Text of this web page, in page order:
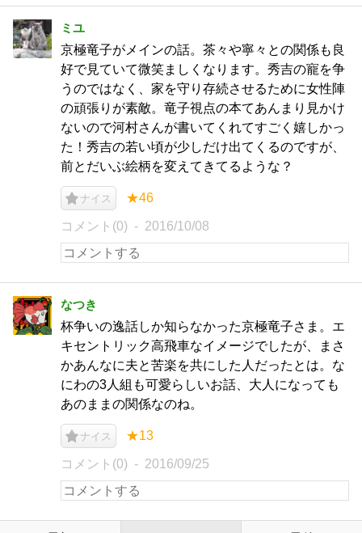
ミユ
京極竜子がメインの話。茶々や寧々との関係も良
好で見ていて微笑ましくなります。秀吉の寵を争
うのではなく、家を守り存続させるために女性陣
の頑張りが素敵。竜子視点の本てあんまり見かけ
ないので河村さんが書いてくれてすごく嬉しかっ
た！秀吉の若い頃が少しだけ出てくるのですが、
前とだいぶ絵柄を変えてきてるような？
ナイス ★46
コメント(0) 2016/10/08
なつき
杯争いの逸話しか知らなかった京極竜子さま。エ
キセントリック高飛車なイメージでしたが、まさ
かあんなに夫と苦楽を共にした人だったとは。な
にわの3人組も可愛らしいお話、大人になっても
あのままの関係なのね。
ナイス ★13
コメント(0) 2016/09/25